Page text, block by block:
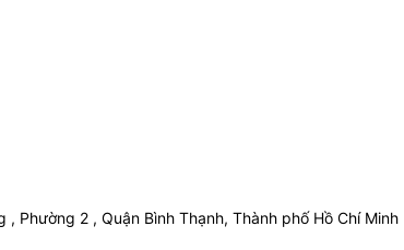
Phường 2 , Quận Bình Thạnh, Thành phố Hồ Chí Minh